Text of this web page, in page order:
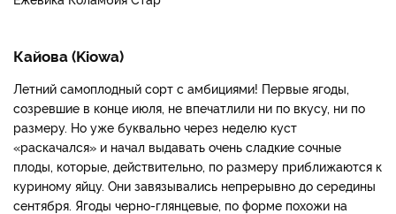
Кайова (Kiowa)
Летний самоплодный сорт с амбициями! Первые ягоды,
созревшие в конце июля, не впечатлили ни по вкусу, ни по
размеру. Но уже буквально через неделю куст
«раскачался» и начал выдавать очень сладкие сочные
плоды, которые, действительно, по размеру приближаются к
куриному яйцу. Они завязывались непрерывно до середины
сентября. Ягоды черно-глянцевые, по форме похожи на